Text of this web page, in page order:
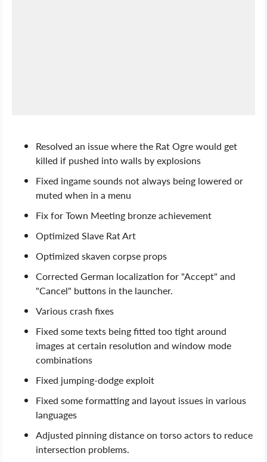
Resolved an issue where the Rat Ogre would get
killed if pushed into walls by explosions
Fixed ingame sounds not always being lowered or
muted when in a menu
Fix for Town Meeting bronze achievement
Optimized Slave Rat Art
Optimized skaven corpse props
Corrected German localization for "Accept" and
"Cancel" buttons in the launcher.
Various crash fixes
Fixed some texts being fitted too tight around
images at certain resolution and window mode
combinations
Fixed jumping-dodge exploit
Fixed some formatting and layout issues in various
languages
Adjusted pinning distance on torso actors to reduce
intersection problems.